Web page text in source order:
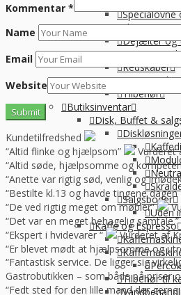
Pizzaudstyr
Dejælter og
Redskaber
Tilbehør
Butiksinventar
Disk, Buffet &
Salgsboder
Uden
Kaffe og Espresso
Tilbehør til
Kommentar *
Name
Email
Website
Kundetilfredshed
“Altid flinke og hjælpsom”
Vurderet
“Altid søde, hjælpsomme og
“Anette var rigtig sød, venlig og
“Bestilte kl.13 og havde tingene
“De ved rigtig meget om møbler”
“Det var en meget behagelig samtale.”
“Ekspert i hvidevarer “
Vurderet af
“Er blevet mødt at hjælpsomme og
“Fantastisk service. De ligger sig
Gastrobutikken – som både på priser
“Fedt sted for den lille mand der